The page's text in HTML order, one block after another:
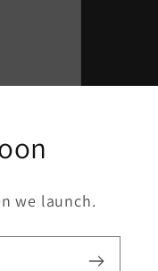
we launch.